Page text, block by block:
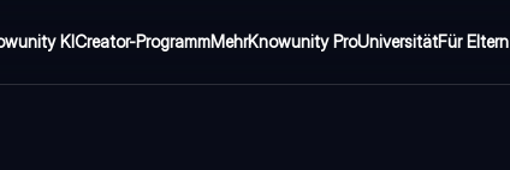
KICreator-ProgrammMehrKnowunity ProUniversitätFür Eltern